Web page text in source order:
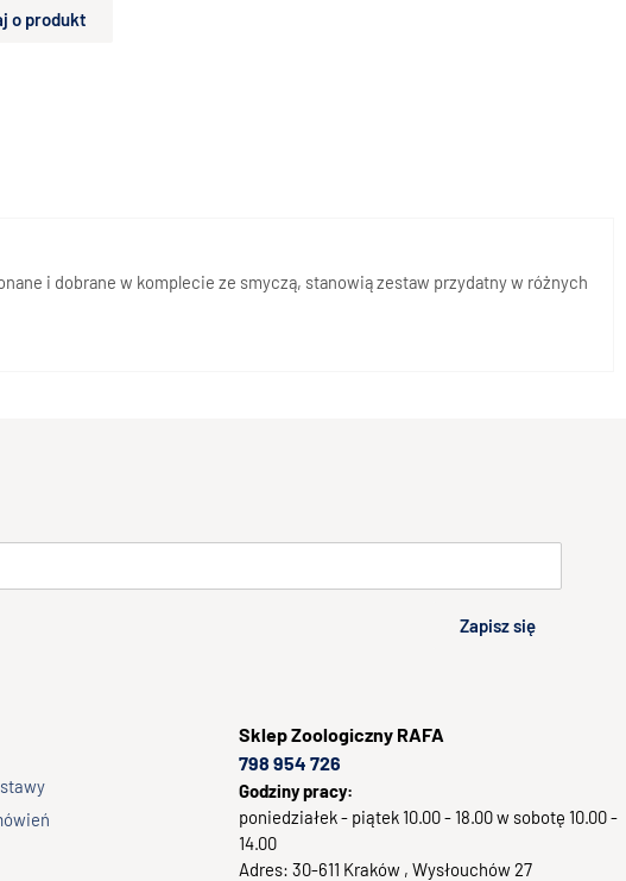
o produkt
i dobrane w komplecie ze smyczą, stanowią zestaw przydatny w różnych
Zapisz się
SklepZoologiczny RAFA
798 954 726
Godziny pracy:
poniedziałek - piątek 10.00 - 18.00 w sobotę 10.00 -
14.00
Adres: 30-611 Kraków , Wysłouchów 27